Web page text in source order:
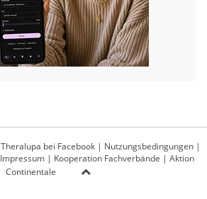
Theralupa bei Facebook | Nutzungsbedingungen |
Impressum| Kooperation Fachverbände | Aktion
Continentale